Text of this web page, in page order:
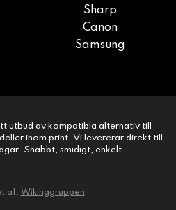
Sharp
Canon
Samsung
utbud av kompatibla alternativ till
inom print. Vi levererar direkt till
Snabbt, smidigt, enkelt.
af: Wikinggruppen